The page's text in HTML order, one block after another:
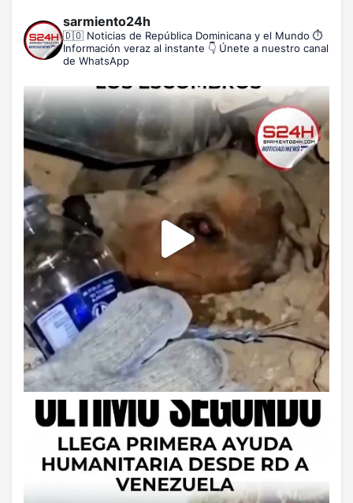
sarmiento24h
🇩🇴 Noticias de República Dominicana y el Mundo ⏱️
Información veraz al instante 👇 Únete a nuestro canal
de WhatsApp